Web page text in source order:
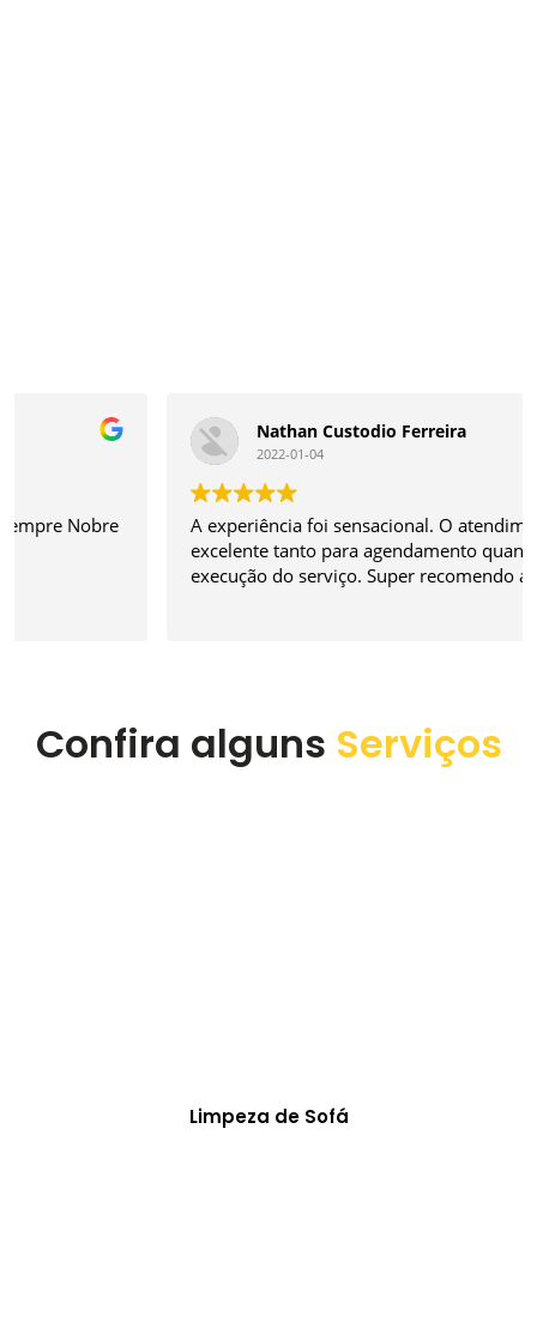
Nathan Custodio Ferreira
A experiência foi sensacional. O atendimento é
excelente tanto para agendamento quanto na
execução do serviço. Super recomendo a empresa.
Confira alguns Serviços
Limpeza de Sofá